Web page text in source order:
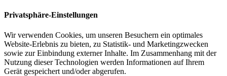
Privatsphäre-Einstellungen
Wir verwenden Cookies, um unseren Besuchern ein optimales
Website-Erlebnis zu bieten, zu Statistik- und Marketingzwecken
sowie zur Einbindung externer Inhalte. Im Zusammenhang mit der
Nutzung dieser Technologien werden Informationen auf Ihrem
Gerät gespeichert und/oder abgerufen.